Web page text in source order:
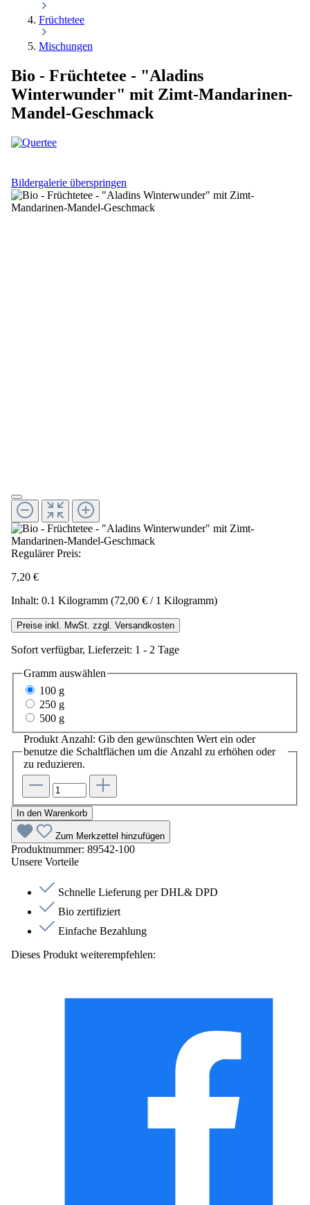
Früchtetee
Mischungen
Bio - Früchtetee - "Aladins
Winterwunder" mit Zimt-Mandarinen-
Mandel-Geschmack
Bildergalerie überspringen
Regulärer Preis:
7,20 €
Inhalt: 0.1 Kilogramm (72,00 € / 1 Kilogramm)
Preise inkl. MwSt. zzgl. Versandkosten
Sofort verfügbar, Lieferzeit: 1 - 2 Tage
Gramm auswählen
100 g
250 g
500 g
Produkt Anzahl: Gib den gewünschten Wert ein oder
benutze die Schaltflächen um die Anzahl zu erhöhen oder
zu reduzieren.
In den Warenkorb
Zum Merkzettel hinzufügen
Produktnummer: 89542-100
Unsere Vorteile
Schnelle Lieferung per DHL& DPD
Bio zertifiziert
Einfache Bezahlung
Dieses Produkt weiterempfehlen: